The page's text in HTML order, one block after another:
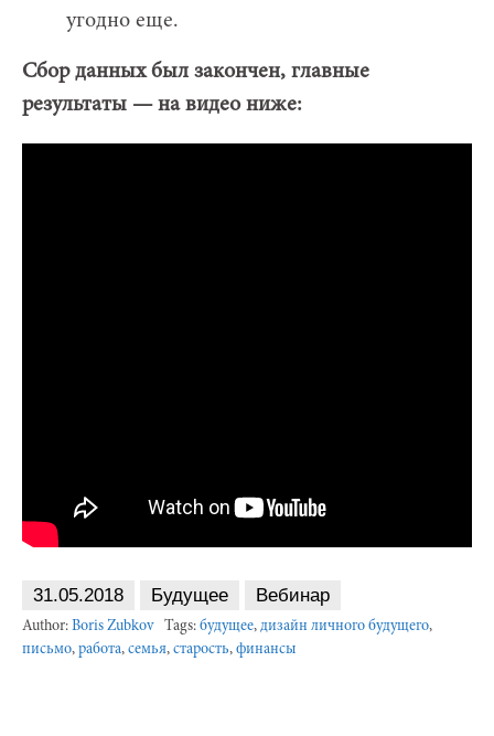
угодно еще.
Сбор данных был закончен, главные
результаты — на видео ниже:
31.05.2018 Будущее Вебинар
Author: Boris Zubkov Tags: будущее, дизайн личного будущего,
письмо, работа, семья, старость, финансы